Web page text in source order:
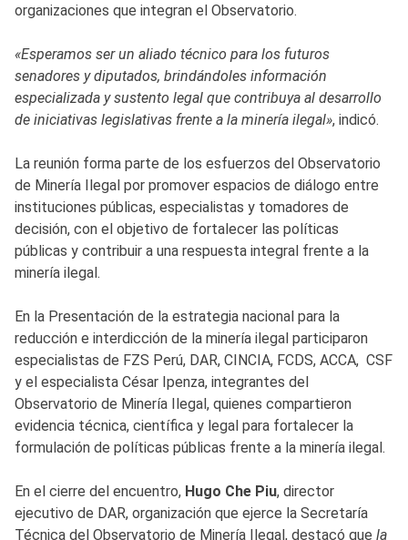
organizaciones que integran el Observatorio.
«Esperamos ser un aliado técnico para los futuros
senadores y diputados, brindándoles información
especializada y sustento legal que contribuya al desarrollo
de iniciativas legislativas frente a la minería ilegal», indicó.
La reunión forma parte de los esfuerzos del Observatorio
de Minería Ilegal por promover espacios de diálogo entre
instituciones públicas, especialistas y tomadores de
decisión, con el objetivo de fortalecer las políticas
públicas y contribuir a una respuesta integral frente a la
minería ilegal.
En la Presentación de la estrategia nacional para la
reducción e interdicción de la minería ilegal participaron
especialistas de FZS Perú, DAR, CINCIA, FCDS, ACCA, CSF
y el especialista César Ipenza, integrantes del
Observatorio de Minería Ilegal, quienes compartieron
evidencia técnica, científica y legal para fortalecer la
formulación de políticas públicas frente a la minería ilegal.
En el cierre del encuentro, Hugo Che Piu, director
ejecutivo de DAR, organización que ejerce la Secretaría
Técnica del Observatorio de Minería Ilegal, destacó que la